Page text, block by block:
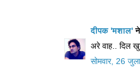
दीपक 'मशाल'ने
अरे वाह.. दिल
सोमवार, 26